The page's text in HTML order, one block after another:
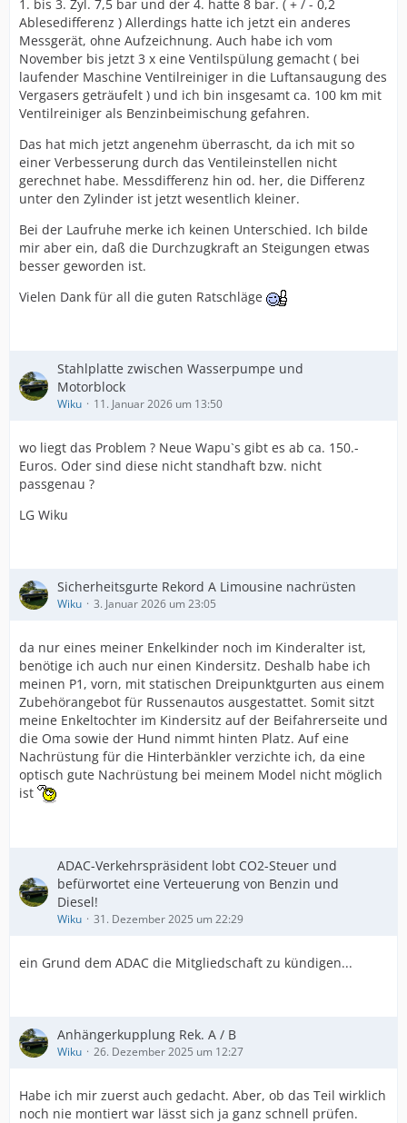
1. bis 3. Zyl. 7,5 bar und der 4. hatte 8 bar. ( + / - 0,2
Ablesedifferenz ) Allerdings hatte ich jetzt ein anderes
Messgerät, ohne Aufzeichnung. Auch habe ich vom
November bis jetzt 3 x eine Ventilspülung gemacht ( bei
laufender Maschine Ventilreiniger in die Luftansaugung des
Vergasers geträufelt ) und ich bin insgesamt ca. 100 km mit
Ventilreiniger als Benzinbeimischung gefahren.
Das hat mich jetzt angenehm überrascht, da ich mit so
einer Verbesserung durch das Ventileinstellen nicht
gerechnet habe. Messdifferenz hin od. her, die Differenz
unter den Zylinder ist jetzt wesentlich kleiner.
Bei der Laufruhe merke ich keinen Unterschied. Ich bilde
mir aber ein, daß die Durchzugkraft an Steigungen etwas
besser geworden ist.
Vielen Dank für all die guten Ratschläge
Stahlplatte zwischen Wasserpumpe und
Motorblock
Wiku 11. Januar 2026 um 13:50
wo liegt das Problem ? Neue Wapu`s gibt es ab ca. 150.-
Euros. Oder sind diese nicht standhaft bzw. nicht
passgenau ?
LG Wiku
Sicherheitsgurte Rekord A Limousine nachrüsten
Wiku 3. Januar 2026 um 23:05
da nur eines meiner Enkelkinder noch im Kinderalter ist,
benötige ich auch nur einen Kindersitz. Deshalb habe ich
meinen P1, vorn, mit statischen Dreipunktgurten aus einem
Zubehörangebot für Russenautos ausgestattet. Somit sitzt
meine Enkeltochter im Kindersitz auf der Beifahrerseite und
die Oma sowie der Hund nimmt hinten Platz. Auf eine
Nachrüstung für die Hinterbänkler verzichte ich, da eine
optisch gute Nachrüstung bei meinem Model nicht möglich
ist
ADAC-Verkehrspräsident lobt CO2-Steuer und
befürwortet eine Verteuerung von Benzin und
Diesel!
Wiku 31. Dezember 2025 um 22:29
ein Grund dem ADAC die Mitgliedschaft zu kündigen...
Anhängerkupplung Rek. A / B
Wiku 26. Dezember 2025 um 12:27
Habe ich mir zuerst auch gedacht. Aber, ob das Teil wirklich
noch nie montiert war lässt sich ja ganz schnell prüfen.